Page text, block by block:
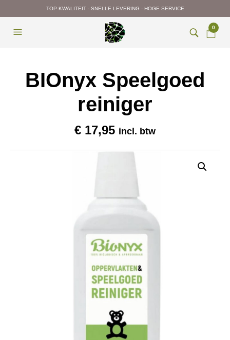
TOP KWALITEIT - SNELLE LEVERING - HOGE SERVICE
0
BIOnyx Speelgoed
reiniger
€ 17,95 incl. btw